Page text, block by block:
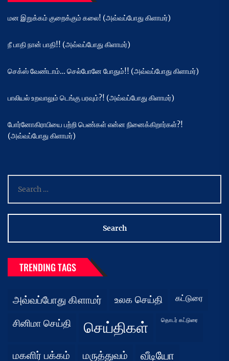
மன இறுக்கம் குறைக்கும் கலை! (அவ்வப்போது கிளாமர்)
நீ பாதி நான் பாதி!! (அவ்வப்போது கிளாமர்)
செக்ஸ் வேண்டாம்… செல்போனே போதும்!! (அவ்வப்போது கிளாமர்)
பாலியல் உறவாலும் டெங்கு பரவும்?! (அவ்வப்போது கிளாமர்)
போர்னோகிராபியை பற்றி பெண்கள் என்ன நினைக்கிறார்கள்?!
(அவ்வப்போது கிளாமர்)
for:
TRENDING TAGS
அவ்வப்போது கிளாமர் உலக செய்தி கட்டுரை
சினிமா செய்தி செய்திகள் தொடர் கட்டுரை
மகளிர் பக்கம் மருத்துவம் வீடியோ